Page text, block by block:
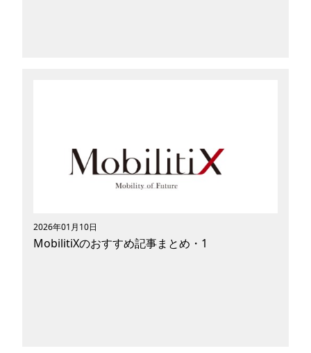
と夏帆さんが演じる再生ロマンスコメディの舞
台・高円寺。そこから、又吉直樹さんの『火花』
の聖地である喫茶店を経由し、井の頭公園を抜
け、宮崎駿監督が愛した三鷹のジブリ美術館ま
にご案内します。小回りが利くモビリティは、賑
わう商店街から穏やかな自然まで、このエリアの
空気感と自由を深く味わうのに最適です。最新の
2026年01月10日
MobilitiXのおすすめ記事まとめ・1